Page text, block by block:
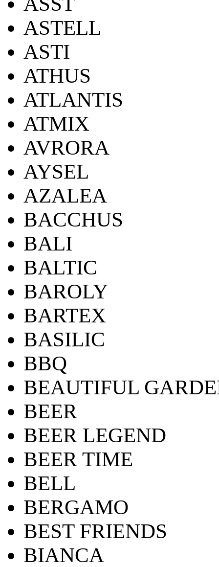
ASTELL
ASTI
ATHUS
ATLANTIS
ATMIX
AVRORA
AYSEL
AZALEA
BACCHUS
BALI
BALTIC
BAROLY
BARTEX
BASILIC
BBQ
BEAUTIFUL
BEER
BEER LEGEND
BEER TIME
BELL
BERGAMO
BEST FRIENDS
BIANCA